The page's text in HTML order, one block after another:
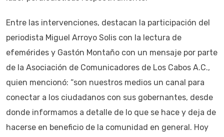
Entre las intervenciones, destacan la participación del
periodista Miguel Arroyo Solis con la lectura de
efemérides y Gastón Montaño con un mensaje por parte
de la Asociación de Comunicadores de Los Cabos A.C.,
quien mencionó: “son nuestros medios un canal para
conectar a los ciudadanos con sus gobernantes, desde
donde informamos a detalle de lo que se hace y deja de
hacerse en beneficio de la comunidad en general. Hoy